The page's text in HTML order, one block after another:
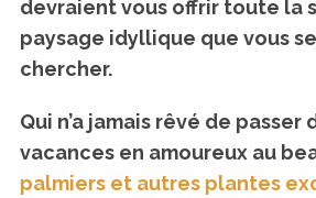
devraient vous offrir toute la
paysage idyllique que vous
chercher.
Qui n’a jamais rêvé de passer
vacances en amoureux au
palmiers et autres plantes